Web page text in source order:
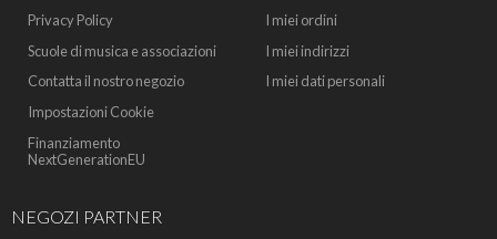
Privacy Policy
Scuole di musica e associazioni
Contatta il nostro negozio
Impostazioni Cookie
Finanziamento
NextGenerationEU
I miei ordini
I miei indirizzi
I miei dati personali
NEGOZI PARTNER